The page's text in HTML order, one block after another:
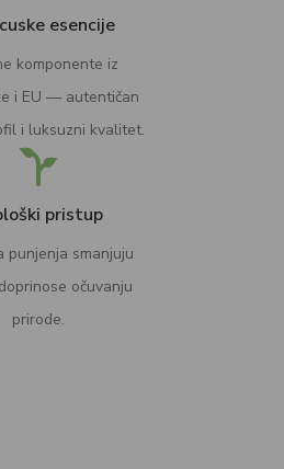
esencije
komponente iz
i EU — autentičan
i luksuzni kvalitet.
pristup
punjenja smanjuju
očuvanju
prirode.